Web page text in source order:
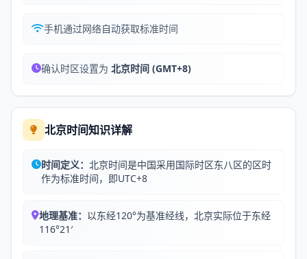
手机通过网络自动获取标准时间
确认时区设置为 北京时间 (GMT+8)
北京时间知识详解
时间定义： 北京时间是中国采用国际时区东八区的区时
作为标准时间，即UTC+8
地理基准： 以东经120°为基准经线，北京实际位于东经
116°21′